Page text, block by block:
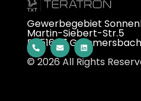
Gewerbegebiet
Martin-Siebert-Str.5
D-51647 Gummersbach
© 2026 All Rights